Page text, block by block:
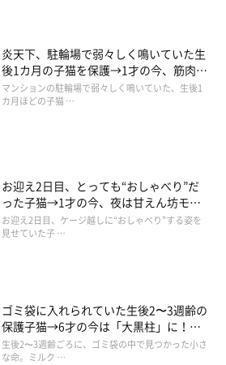
りデレデレで抱っこしたり猫じゃらし
まったんです。安心して眠るその姿に
ーの中から出るとおもむろにゴロンゴ
組み立てたばかりのケージの中に自ら
にいた息子2人もメロメロに。トライ
たが、家族全員絶対お迎えすると決め
炎天下、駐輪場で弱々しく鳴いていた生
後1カ月の子猫を保護→1才の今、筋肉質
でツンデレなコに成長
マンションの駐輪場で弱々しく鳴いていた、生後1
カ月ほどの子猫 …
お迎え2日目、とっても“おしゃべり”だ
った子猫→1才の今、夜は甘えん坊モー
ドになるコに成長！
お迎え2日目、ケージ越しに“おしゃべり”する姿を
見せていた子 …
ゴミ袋に入れられていた生後2〜3週齢の
保護子猫→6才の今は「大黒柱」に！
美しい黒猫に成長した姿にグッとくる
生後2〜3週齢ごろに、ゴミ袋の中で見つかった小さ
な命。ミルク …